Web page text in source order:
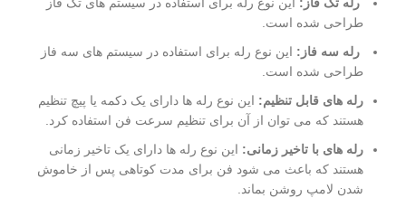
طراحی شده است.
رله سه فاز: این نوع رله برای استفاده در سیستم های سه فاز
طراحی شده است.
رله های قابل تنظیم: این نوع رله ها دارای یک دکمه یا پیچ تنظیم
هستند که می توان از آن برای تنظیم سرعت فن استفاده کرد.
رله های با تاخیر زمانی: این نوع رله ها دارای یک تاخیر زمانی
هستند که باعث می شود فن برای مدت کوتاهی پس از خاموش
شدن لامپ روشن بماند.